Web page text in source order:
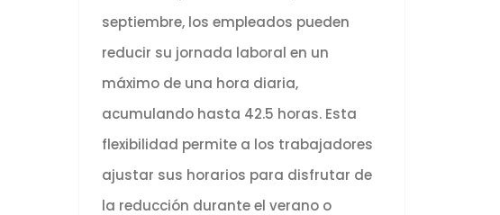
septiembre, los empleados pueden
reducir su jornada laboral en un
máximo de una hora diaria,
acumulando hasta 42.5 horas. Esta
flexibilidad permite a los trabajadores
ajustar sus horarios para disfrutar de
la reducción durante el verano o